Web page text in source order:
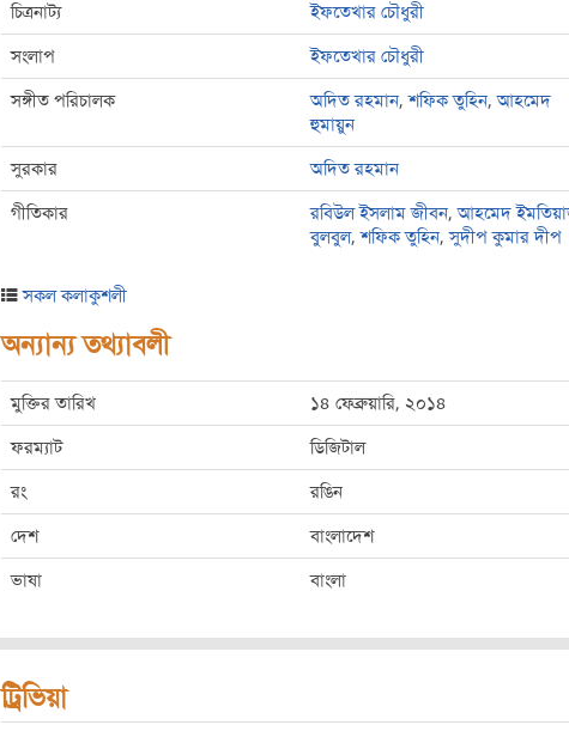
চিত্রনাট্য ইফতেখার চৌধুরী
সংলাপ ইফতেখার চৌধুরী
সঙ্গীত পরিচালক অদিত রহমান,শফিক তুহিন,আহমেদ
হুমায়ুন
সুরকার অদিত রহমান
গীতিকার রবিউল ইসলাম জীবন,আহমেদ
বুলবুল,শফিক তুহিন,সুদীপ কুমার দীপ
সকল কলাকুশলী
অন্যান্য তথ্যাবলী
মুক্তির তারিখ ১৪ ফেব্রুয়ারি, ২০১৪
ফরম্যাট ডিজিটাল
রং রঙিন
দেশ বাংলাদেশ
ভাষা বাংলা
ট্রিভিয়া